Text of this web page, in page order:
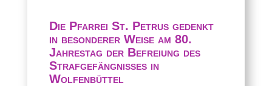
Die Pfarrei St. Petrus gedenkt
in besonderer Weise am 80.
Jahrestag der Befreiung des
Strafgefängnisses in
Wolfenbüttel